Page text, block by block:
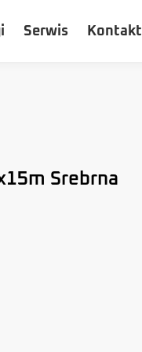
Serwis Kontakt
Srebrna